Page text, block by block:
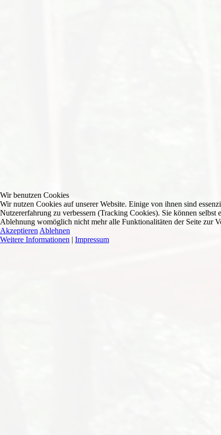
Wir benutzen Cookies
Wir nutzen Cookies auf unserer Website. Einige von ihnen sind
Nutzererfahrung zu verbessern (Tracking Cookies). Sie können selbst
Ablehnung womöglich nicht mehr alle Funktionalitäten der Seite zur
Akzeptieren Ablehnen
Weitere Informationen | Impressum